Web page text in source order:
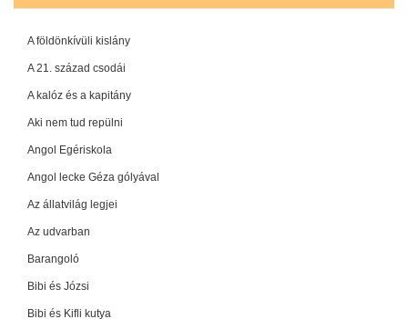
A földönkívüli kislány
A 21. század csodái
A kalóz és a kapitány
Aki nem tud repülni
Angol Egériskola
Angol lecke Géza gólyával
Az állatvilág legjei
Az udvarban
Barangoló
Bibi és Józsi
Bibi és Kifli kutya